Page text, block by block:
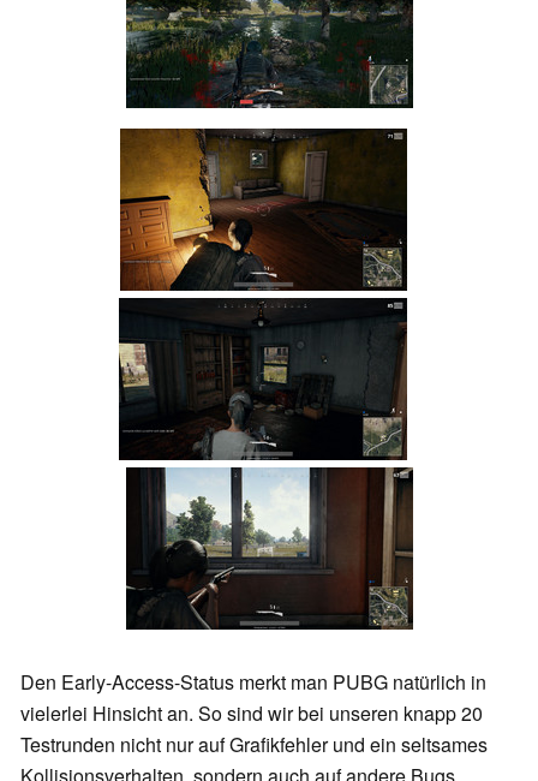
Den Early-Access-Status merkt man PUBG natürlich in
vielerlei Hinsicht an. So sind wir bei unseren knapp 20
Testrunden nicht nur auf Grafikfehler und ein seltsames
Kollisionsverhalten, sondern auch auf andere Bugs